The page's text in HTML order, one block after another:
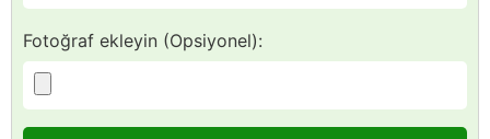
Fotoğraf ekleyin (Opsiyonel):